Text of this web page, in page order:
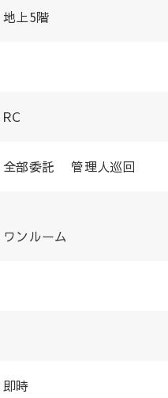
地上5階
RC
全部委託 管理人巡回
ワンルーム
即時